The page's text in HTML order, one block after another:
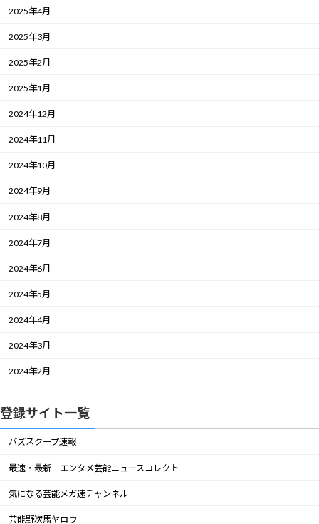
2025年4月
2025年3月
2025年2月
2025年1月
2024年12月
2024年11月
2024年10月
2024年9月
2024年8月
2024年7月
2024年6月
2024年5月
2024年4月
2024年3月
2024年2月
登録サイト一覧
バズスクープ速報
最速・最新 エンタメ芸能ニュースコレクト
気になる芸能メガ速チャンネル
芸能野次馬ヤロウ